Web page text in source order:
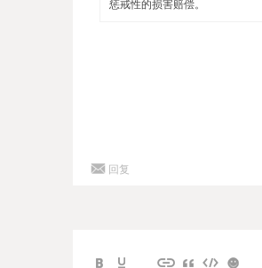
惩戒性的损害赔偿。
回复